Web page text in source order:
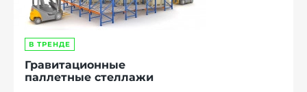
В ТРЕНДЕ
Гравитационные
паллетные стеллажи